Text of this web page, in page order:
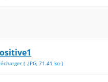
( .JPG, 71.41 ko)